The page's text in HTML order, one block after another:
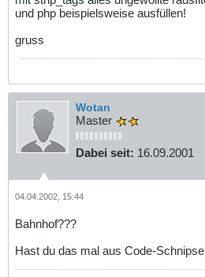
und php beispielsweise ausfüllen!
gruss
Wotan
Master
Dabei seit: 16.09.2001
04.04.2002, 15:44
Bahnhof???
Hast du das mal aus Code-